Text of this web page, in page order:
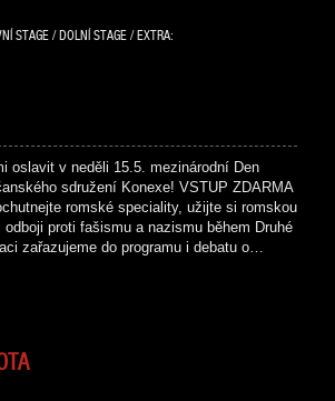
STAGE / DOLNÍ STAGE / EXTRA:
oslavit v neděli 15.5. mezinárodní Den
sdružení Konexe! VSTUP ZDARMA
romské speciality, užijte si romskou
proti fašismu a nazismu během Druhé
zařazujeme do programu i debatu o…